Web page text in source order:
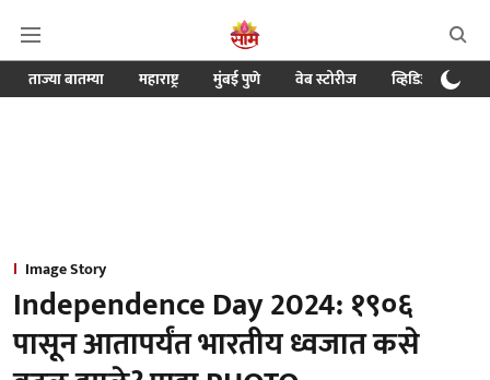
ताज्या बातम्या महाराष्ट्र मुंबई पुणे वेब स्टोरीज व्हिडिओ
Image Story
Independence Day 2024: १९०६
पासून आतापर्यंत भारतीय ध्वजात कसे